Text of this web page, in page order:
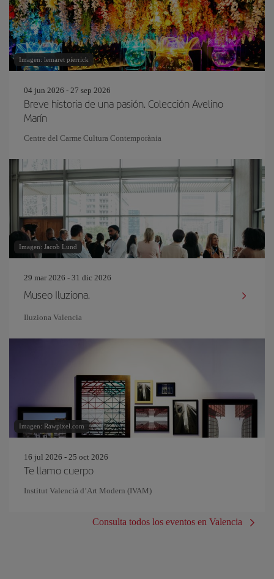
Imagen: lemaret pierrick
04 jun 2026 - 27 sep 2026
Breve historia de una pasión. Colección Avelino
Marín
Centre del Carme Cultura Contemporània
Imagen: Jacob Lund
29 mar 2026 - 31 dic 2026
Museo Iluziona.
Iluziona Valencia
Imagen: Rawpixel.com
16 jul 2026 - 25 oct 2026
Te llamo cuerpo
Institut Valencià d’Art Modern (IVAM)
Consulta todos los eventos en Valencia